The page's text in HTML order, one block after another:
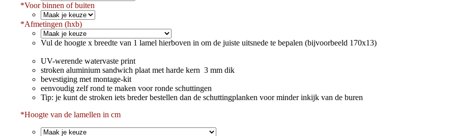
*Voor binnen of buiten
*Afmetingen (hxb)
Vul de hoogte x breedte van 1 lamel hierboven in om de juiste uitsnede te bepalen (bijvoorbeeld 170x13)
UV-werende watervaste print
stroken aluminium sandwich plaat met harde kern 3 mm dik
bevestiging met montage-kit
eenvoudig zelf rond te maken voor ronde schuttingen
Tip: je kunt de stroken iets breder bestellen dan de schuttingplanken voor minder inkijk van de buren
*Hoogte van de lamellen in cm